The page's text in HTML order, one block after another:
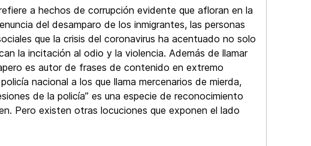
a hechos de corrupción evidente que afloran en la
del desamparo de los inmigrantes, las personas
que la crisis del coronavirus ha acentuado no solo
la incitación al odio y la violencia. Además de llamar
es autor de frases de contenido en extremo
nacional a los que llama mercenarios de mierda,
de la policía” es una especie de reconocimiento
Pero existen otras locuciones que exponen el lado